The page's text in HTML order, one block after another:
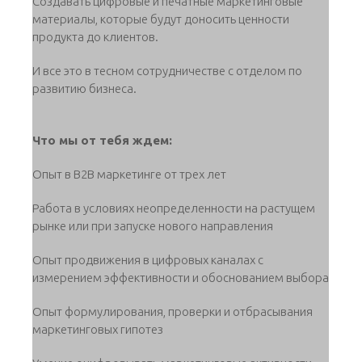
материалы, которые будут доносить ценности
продукта до клиентов.
И все это в тесном сотрудничестве с отделом по
развитию бизнеса.
Что мы от тебя ждем:
Опыт в B2B маркетинге от трех лет
Работа в условиях неопределенности на растущем
рынке или при запуске нового направления
Опыт продвижения в цифровых каналах с
измерением эффективности и обоснованием выбора
Опыт формулирования, проверки и отбрасывания
маркетинговых гипотез